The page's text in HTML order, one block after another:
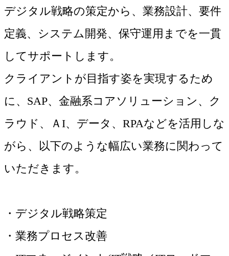
デジタル戦略の策定から、業務設計、要件
定義、システム開発、保守運用までを一貫
してサポートします。
クライアントが目指す姿を実現するため
に、SAP、金融系コアソリューション、ク
ラウド、ＡI、データ、RPAなどを活用しな
がら、以下のような幅広い業務に関わって
いただきます。
・デジタル戦略策定
・業務プロセス改善